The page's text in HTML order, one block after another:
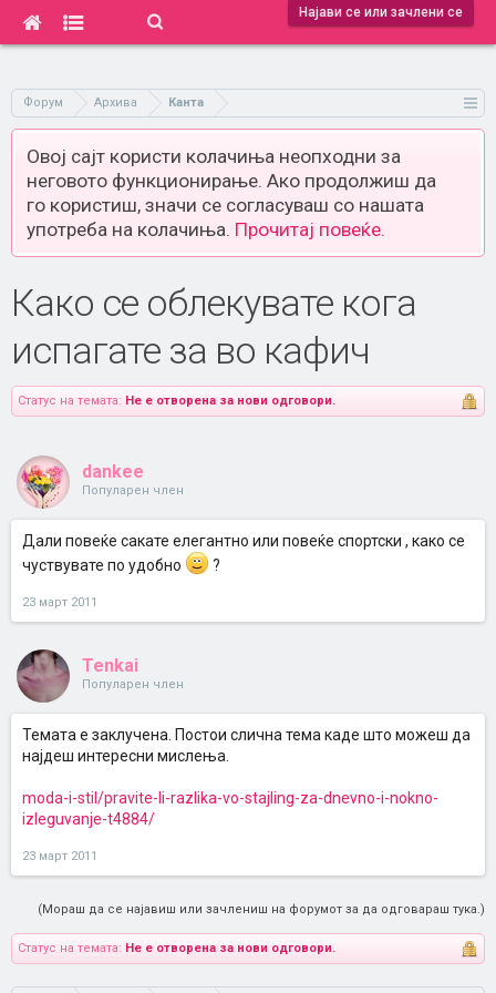
Најави се или зачлени се
Форум Архива Канта
Овој сајт користи колачиња неопходни за
неговото функционирање. Ако продолжиш да
го користиш, значи се согласуваш со нашата
употреба на колачиња. Прочитај повеќе.
Како се облекувате кога
испагате за во кафич
Статус на темата: Не е отворена за нови одговори.
dankee
Популарен член
Дали повеќе сакате елегантно или повеќе спортски , како се
чуствувате по удобно
?
23 март 2011
Tenkai
Популарен член
Темата е заклучена. Постои слична тема каде што можеш да
најдеш интересни мислења.
moda-i-stil/pravite-li-razlika-vo-stajling-za-dnevno-i-nokno-
izleguvanje-t4884/
23 март 2011
(Мораш да се најавиш или зачлениш на форумот за да одговараш тука.)
Статус на темата: Не е отворена за нови одговори.